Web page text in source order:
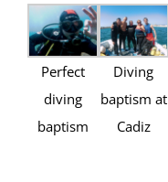
Perfect
diving
baptism
Diving
baptism at
Cadiz